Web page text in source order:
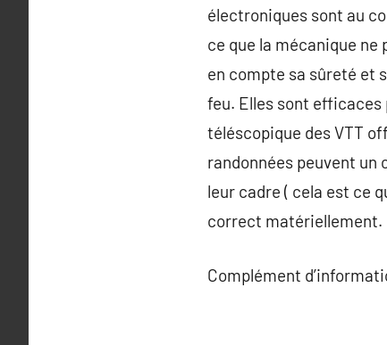
électroniques sont au
ce que la mécanique
en compte sa sûreté et
feu. Elles sont
téléscopique des VTT
randonnées peuvent un
leur cadre ( cela est ce
correct matériellement.
Complément